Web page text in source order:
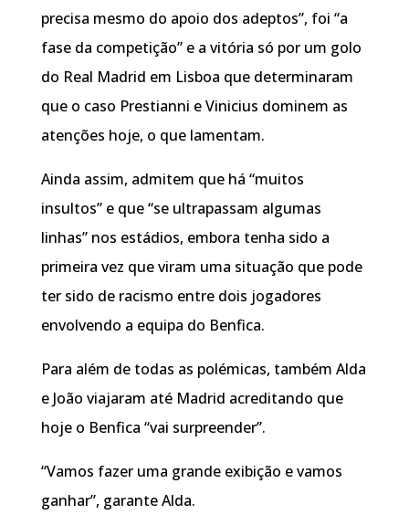
precisa mesmo do apoio dos adeptos”, foi “a
fase da competição” e a vitória só por um golo
do Real Madrid em Lisboa que determinaram
que o caso Prestianni e Vinicius dominem as
atenções hoje, o que lamentam.
Ainda assim, admitem que há “muitos
insultos” e que “se ultrapassam algumas
linhas” nos estádios, embora tenha sido a
primeira vez que viram uma situação que pode
ter sido de racismo entre dois jogadores
envolvendo a equipa do Benfica.
Para além de todas as polémicas, também Alda
e João viajaram até Madrid acreditando que
hoje o Benfica “vai surpreender”.
“Vamos fazer uma grande exibição e vamos
ganhar”, garante Alda.